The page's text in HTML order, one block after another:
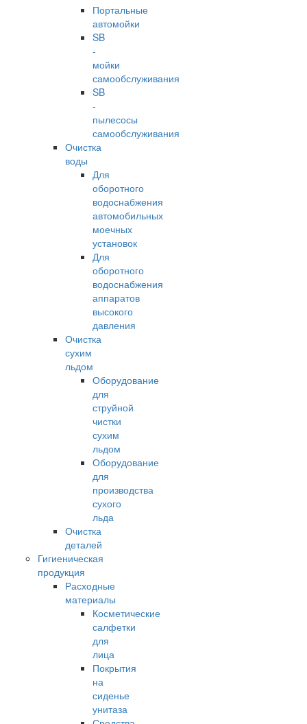
Портальные
автомойки
SB
-
мойки
самообслуживания
SB
-
пылесосы
самообслуживания
Очистка
воды
Для
оборотного
водоснабжения
автомобильных
моечных
установок
Для
оборотного
водоснабжения
аппаратов
высокого
давления
Очистка
сухим
льдом
Оборудование
для
струйной
чистки
сухим
льдом
Оборудование
для
производства
сухого
льда
Очистка
деталей
Гигиеническая
продукция
Расходные
материалы
Косметические
салфетки
для
лица
Покрытия
на
сиденье
унитаза